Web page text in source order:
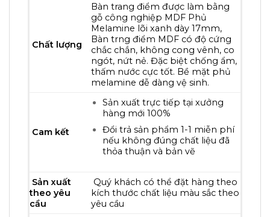
Chất lượng
Bàn trang điểm được làm bằng
gỗ công nghiệp MDF Phủ
Melamine lõi xanh dày 17mm,
Bàn trng điểm MDF có độ cứng
chắc chắn, không cong vênh, co
ngót, nứt nẻ. Đặc biệt chống ẩm,
thấm nước cực tốt. Bề mặt phủ
melamine dễ dàng vệ sinh.
Cam kết
Sản xuất trực tiếp tại xưởng
hàng mới 100%
Đổi trả sản phẩm 1-1 miễn phí
nếu không đúng chất liệu đã
thỏa thuận và bản vẽ
Sản xuất
theo yêu
cầu
Quý khách có thể đặt hàng theo
kích thước chất liệu màu sắc theo
yêu cầu